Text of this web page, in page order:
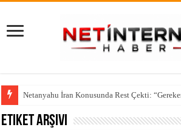
Netanyahu İran Konusunda Rest Çekti:
Etiket Arşivi